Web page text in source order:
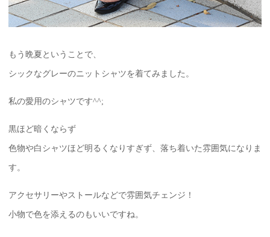
もう晩夏ということで、
シックなグレーのニットシャツを着てみました。
私の愛用のシャツです^^;
黒ほど暗くならず
色物や白シャツほど明るくなりすぎず、落ち着いた雰囲気になりま
す。
アクセサリーやストールなどで雰囲気チェンジ！
小物で色を添えるのもいいですね。